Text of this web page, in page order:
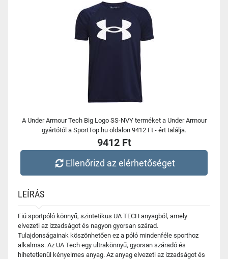
A Under Armour Tech Big Logo SS-NVY terméket a Under Armour
gyártótól a SportTop.hu oldalon 9412 Ft - ért találja.
9412 Ft
Ellenőrizd az elérhetőséget
LEÍRÁS
Fiú sportpóló könnyű, szintetikus UA TECH anyagból, amely
elvezeti az izzadságot és nagyon gyorsan szárad.
Tulajdonságainak köszönhetően ez a póló mindenféle sporthoz
alkalmas. Az UA Tech egy ultrakönnyű, gyorsan száradó és
hihetetlenül kényelmes anyag. Az anyag elvezeti az izzadságot és